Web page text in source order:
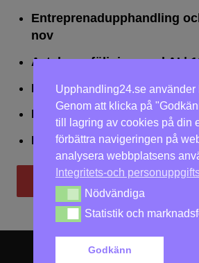
Entreprenadupphandling
nov
Avtalsuppföljning med AI|
Leda upphandlingar
Dialogförfaranden | 26 nov
LOU på två dagar| 2-3 dec
Till utbildningar
Upphandling24.se använder
Genom att klicka på
till lagring av cookies på din
förbättra navigeringen på
analysera webbplatsens
Integritets-och
Nödvändiga
Nödvändiga
Statistik och marknadsföring
Statistik och
Godkänn